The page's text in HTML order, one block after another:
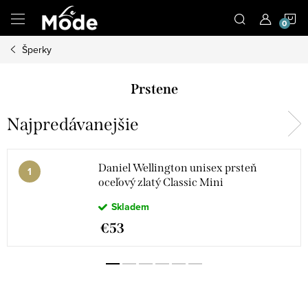
obsah
Šperky
Prstene
Najpredávanejšie
Daniel Wellington unisex prsteň
oceľový zlatý Classic Mini
Skladem
€53